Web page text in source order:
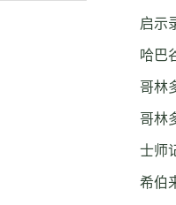
启示
哈巴
哥林
哥林
士师
希伯